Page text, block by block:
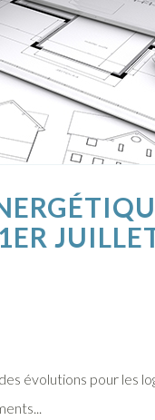
évolutions pour les